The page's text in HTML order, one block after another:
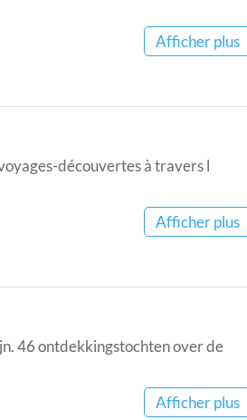
Afficher plus
découvertes à travers l
Afficher plus
46 ontdekkingstochten over de
Afficher plus